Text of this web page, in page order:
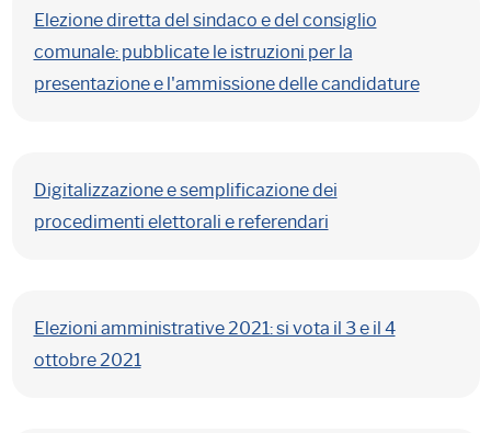
Elezione diretta del sindaco e del consiglio
comunale: pubblicate le istruzioni per la
presentazione e l'ammissione delle candidature
Digitalizzazione e semplificazione dei
procedimenti elettorali e referendari
Elezioni amministrative 2021: si vota il 3 e il 4
ottobre 2021